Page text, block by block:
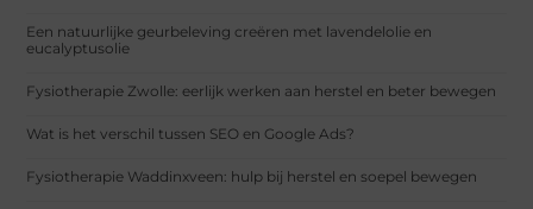
Een natuurlijke geurbeleving creëren met lavendelolie en
eucalyptusolie
Fysiotherapie Zwolle: eerlijk werken aan herstel en beter bewegen
Wat is het verschil tussen SEO en Google Ads?
Fysiotherapie Waddinxveen: hulp bij herstel en soepel bewegen